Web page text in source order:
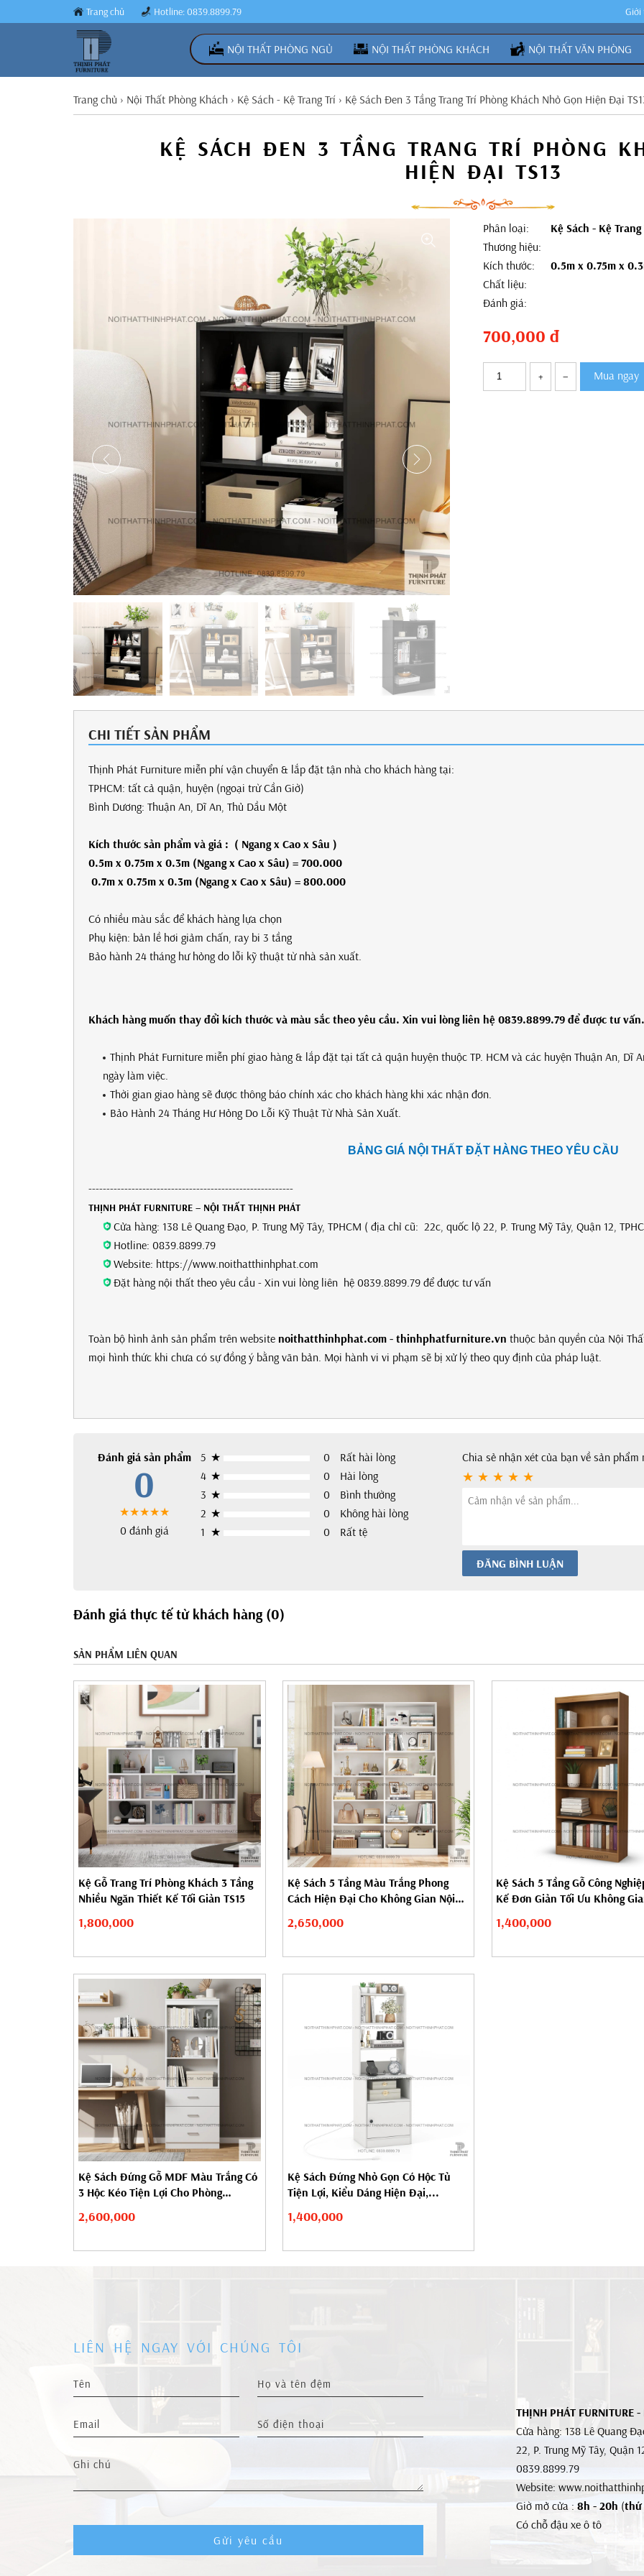
Trang chủ Hotline: 0839.8899.79 Giới
NỘI THẤT PHÒNG NGỦ NỘI THẤT PHÒNG KHÁCH NỘI THẤT VĂN PHÒNG
Trang chủ › Nội Thất Phòng Khách › Kệ Sách - Kệ Trang Trí › Kệ Sách Đen 3 Tầng Trang Trí Phòng Khách Nhỏ Gọn Hiện Đại
KỆ SÁCH ĐEN 3 TẦNG TRANG TRÍ PHÒNG
HIỆN ĐẠI TS13
Phân loại: Kệ Sách - Kệ Trang
Thương hiệu:
Kích thước:
0.5m x 0.75m x
Chất liệu:
Đánh giá:
700,000 đ
+ – Mua ngay
CHI TIẾT SẢN PHẨM
Thịnh Phát Furniture miễn phí vận chuyển & lắp đặt tận nhà cho khách hàng tại:
TPHCM: tất cả quận, huyện (ngoại trừ Cần
Bình Dương: Thuận An, Dĩ An, Thủ Dầu
Kích thước sản phẩm và giá : ( Ngang x Cao x Sâu )
0.5m x 0.75m x 0.3m (Ngang x Cao x Sâu) = 700.000
0.7m x 0.75m x 0.3m (Ngang x Cao x Sâu) = 800.000
Có nhiều màu sắc để khách hàng lựa chọn
Phụ kiện: bản lề hơi giảm chấn, ray bi 3 tầng
Bảo hành 24 tháng hư hỏng do lỗi kỹ thuật từ nhà sản xuất.
Khách hàng muốn thay đổi kích thước và màu sắc theo yêu cầu. Xin vui lòng liên hệ 0839.8899.79 để được tư vấn.
Thịnh Phát Furniture miễn phí giao hàng & lắp đặt tại tất cả quận huyện thuộc TP. HCM và các huyện Thuận An, Dĩ
ngày làm việc.
Thời gian giao hàng sẽ được thông báo chính xác cho khách hàng khi xác nhận đơn.
Bảo Hành 24 Tháng Hư Hỏng Do Lỗi Kỹ Thuật Từ Nhà Sản Xuất.
BẢNG GIÁ NỘI THẤT ĐẶT HÀNG THEO YÊU CẦU
---------------------------------------------------------
THỊNH PHÁT FURNITURE – NỘI THẤT THỊNH PHÁT
Cửa hàng: 138 Lê Quang Đạo, P. Trung Mỹ Tây, TPHCM ( địa chỉ cũ: 22c, quốc lộ 22, P. Trung Mỹ Tây, Quận 12,
Hotline: 0839.8899.79
Website: https://www.noithatthinhphat.com
Đặt hàng nội thất theo yêu cầu - Xin vui lòng liên hệ 0839.8899.79 để được tư vấn
Toàn bộ hình ảnh sản phẩm trên website noithatthinhphat.com - thinhphatfurniture.vn thuộc bản quyền của Nội
mọi hình thức khi chưa có sự đồng ý bằng văn bản. Mọi hành vi vi phạm sẽ bị xử lý theo quy định của pháp luật.
Đánh giá sản phẩm
0
★★★★★
0 đánh giá
5 ★ 0
Rất hài lòng
4 ★ 0
Hài lòng
3 ★ 0
Bình thường
2 ★ 0
Không hài lòng
1 ★ 0 Rất tệ
Chia sẻ nhận xét của bạn về sản phẩm
ĐĂNG BÌNH LUẬN
Đánh giá thực tế từ khách hàng (0)
SẢN PHẨM LIÊN QUAN
Kệ Gỗ Trang Trí Phòng Khách 3 Tầng
Nhiều Ngăn Thiết Kế Tối Giản TS15
1,800,000
Kệ Sách 5 Tầng Màu Trắng Phong
Cách Hiện Đại Cho Không Gian Nội
2,650,000
Kệ Sách 5 Tầng Gỗ Công
Kế Đơn Giản Tối Ưu Không
1,400,000
Kệ Sách Đứng Gỗ MDF Màu Trắng Có
3 Hộc Kéo Tiện Lợi Cho Phòng
2,600,000
Kệ Sách Đứng Nhỏ Gọn Có Hộc Tủ
Tiện Lợi, Kiểu Dáng Hiện Đại,...
1,400,000
LIÊN HỆ NGAY VỚI CHÚNG TÔI
Gửi yêu cầu
THỊNH PHÁT FURNITURE
Cửa hàng: 138 Lê Quang
22, P. Trung Mỹ Tây, Quận
0839.8899.79
Website:
Giờ mở cửa : 8h - 20h (thứ
Có chỗ đậu xe ô tô